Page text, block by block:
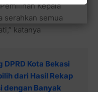
Kepala
serahkan semua
katanya
DPRD Kota Bekasi
dari Hasil Rekap
dengan Banyak